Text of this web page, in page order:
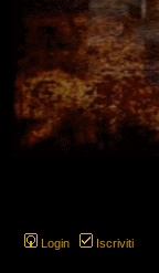
Login Iscriviti